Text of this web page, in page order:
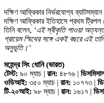
দক্ষিণ আফ্রিকার নির্ভরযোগ্য
দক্ষিণ আফ্রিকার ইতিহাসে প্রথম ট্রিপল
তিনি বলেন, ‘এই স্বীকৃতি পাওয়া
গ্রায়েম স্মিথের সঙ্গে একই বছরে এই
অনুভূতি।’
মহেন্দ্র সিং ধোনি (ভারত)
টেস্ট: ৯০ ম্যাচ | রান: ৪৮৭৬ |
ওডিআই: ৩৫০ ম্যাচ | রান: ১০৭৭৩ |
টি-২০আই: ৯৮ ম্যাচ | রান: ১৬১৭ |